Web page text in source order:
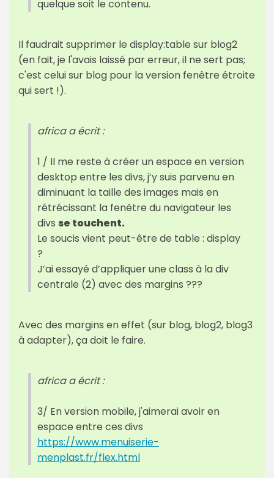
quelque soit le contenu.
Il faudrait supprimer le display:table sur blog2
(en fait, je l'avais laissé par erreur, il ne sert pas;
c'est celui sur blog pour la version fenêtre étroite
qui sert !).
africa a écrit :
1 / Il me reste à créer un espace en version
desktop entre les divs, j’y suis parvenu en
diminuant la taille des images mais en
rétrécissant la fenêtre du navigateur les
divs se touchent.
Le soucis vient peut-être de table : display
?
J’ai essayé d’appliquer une class à la div
centrale (2) avec des margins ???
Avec des margins en effet (sur blog, blog2, blog3
à adapter), ça doit le faire.
africa a écrit :
3/ En version mobile, j'aimerai avoir en
espace entre ces divs
https://www.menuiserie-
menplast.fr/flex.html